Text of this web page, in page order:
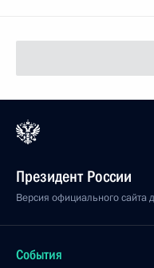
Президент России
Версия официального сайта
События